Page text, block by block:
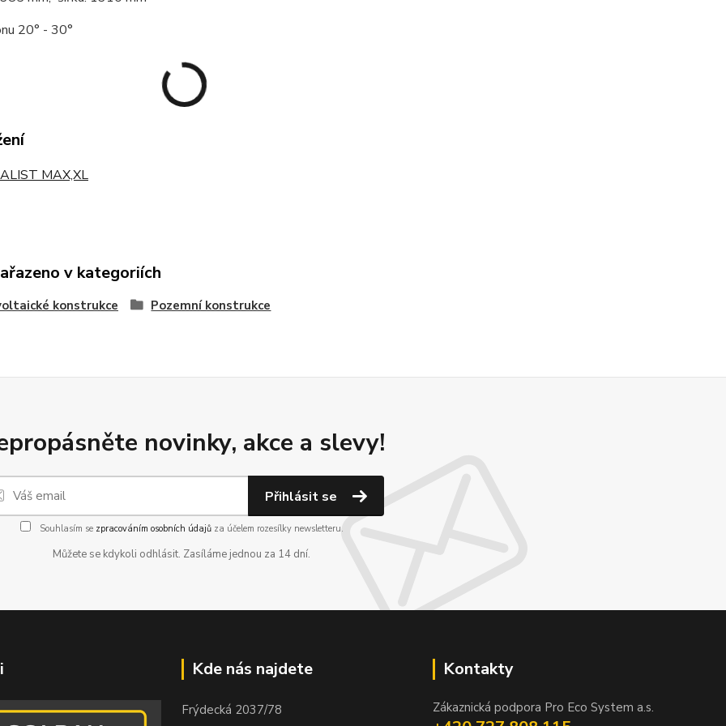
20° - 30°
MAX,XL
v kategoriích
konstrukce Pozemní konstrukce
novinky, akce a slevy!
Přihlásit se
Souhlasím se zpracováním osobních údajůza účelem rozesílky newsletteru.
Můžete se kdykoli odhlásit. Zasíláme jednou za 14 dní.
Kde nás najdete
Frýdecká 2037/78
Kontakty
Zákaznická podpora Pro Eco System a.s.